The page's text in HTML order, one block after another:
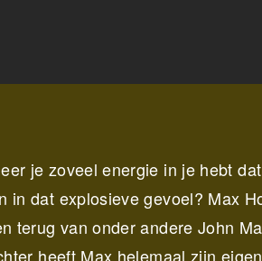
je zoveel energie in je hebt
in dat explosieve gevoel? Max
terug van onder andere John
heeft Max helemaal zijn